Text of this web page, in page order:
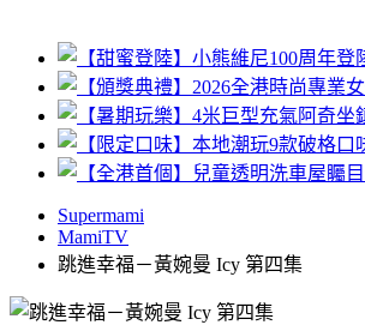
Supermami
MamiTV
跳進幸福－黃婉曼 Icy 第四集